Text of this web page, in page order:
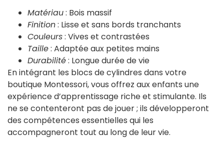
Matériau: Bois massif
Finition: Lisse et sans bords tranchants
Couleurs: Vives et contrastées
Taille: Adaptée aux petites mains
Durabilité: Longue durée de vie
En intégrant les blocs de cylindres dans votre
boutique Montessori, vous offrez aux enfants une
expérience d’apprentissage riche et stimulante. Ils
ne se contenteront pas de jouer ; ils développeront
des compétences essentielles qui les
accompagneront tout au long de leur vie.